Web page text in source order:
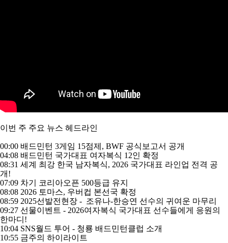
이번 주 주요 뉴스 헤드라인
00:00 배드민턴 3게임 15점제, BWF 공식보고서 공개
04:08 배드민턴 국가대표 여자복식 12인 확정
08:31 세계 최강 한국 남자복식, 2026 국가대표 라인업 전격 공
개!
07:09 차기 코리아오픈 500등급 유지
08:08 2026 토마스, 우버컵 본선국 확정
08:59 2025선발전현장 - 조유나-한승연 선수의 귀여운 마무리
09:27 선물이벤트 - 2026여자복식 국가대표 선수들에게 응원의
한마디!
10:04 SNS월드 투어 - 청룡 배드민턴클럽 소개
10:55 금주의 하이라이트